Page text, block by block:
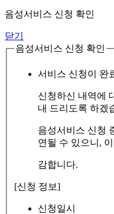
음성서비스 신청 확인
닫기
음성서비스 신청 확인
서비스 신청이 완
신청하신 내역에
내 드리도록 하겠
음성서비스 신청
연될 수 있으니,
감합니다.
[신청 정보]
신청일시